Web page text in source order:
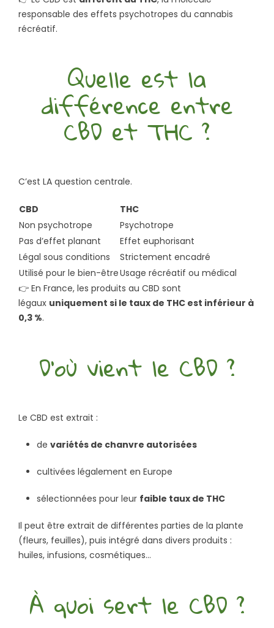
responsable des effets psychotropes du cannabis
récréatif.
Quelle est la
différence entre
CBD et THC ?
C’est LA question centrale.
CBD
THC
Non psychotrope
Psychotrope
Pas d’effet planant
Effet euphorisant
Légal sous conditions
Strictement encadré
Utilisé pour le bien-êtreUsage récréatif ou médical
👉 En France, les produits au CBD sont
légaux uniquement si le taux de THC est inférieur à
0,3 %.
D’où vient le CBD ?
Le CBD est extrait :
de variétés de chanvre autorisées
cultivées légalement en Europe
sélectionnées pour leur faible taux de THC
Il peut être extrait de différentes parties de la plante
(fleurs, feuilles), puis intégré dans divers produits :
huiles, infusions, cosmétiques…
À quoi sert le CBD ?